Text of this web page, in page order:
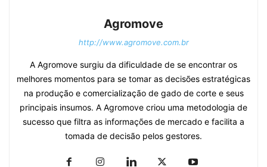
Agromove
http://www.agromove.com.br
A Agromove surgiu da dificuldade de se encontrar os
melhores momentos para se tomar as decisões estratégicas
na produção e comercialização de gado de corte e seus
principais insumos. A Agromove criou uma metodologia de
sucesso que filtra as informações de mercado e facilita a
tomada de decisão pelos gestores.